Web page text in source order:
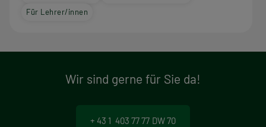
Für Lehrer/innen
Wir sind gerne für Sie da!
+ 43 1 403 77 77 DW 70